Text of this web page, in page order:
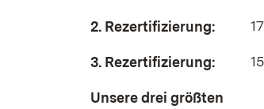
2. Rezertifizierung:
3. Rezertifizierung:
Unsere drei größten